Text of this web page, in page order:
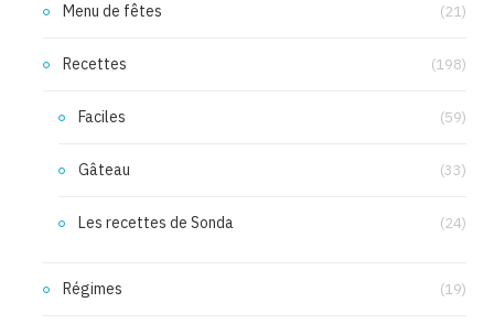
Menu de fêtes (21)
Recettes (198)
Faciles (59)
Gâteau (33)
Les recettes de Sonda (24)
Régimes (19)